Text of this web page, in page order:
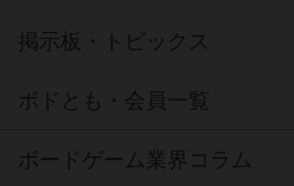
掲示板・トピックス
ボドとも・会員一覧
ボードゲーム業界コラム